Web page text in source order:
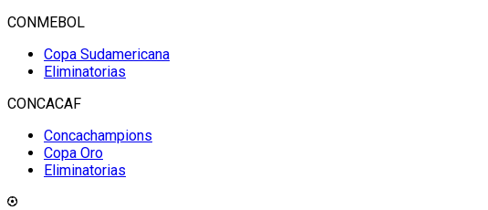
CONMEBOL
Copa Sudamericana
Eliminatorias
CONCACAF
Concachampions
Copa Oro
Eliminatorias